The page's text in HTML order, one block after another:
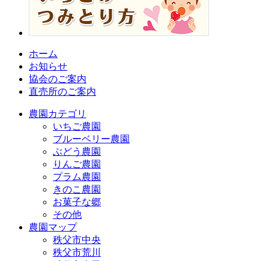
ホーム
お知らせ
協会のご案内
直売所のご案内
農園カテゴリ
いちご農園
ブルーベリー農園
ぶどう農園
りんご農園
プラム農園
きのこ農園
お菓子な郷
その他
農園マップ
秩父市中央
秩父市荒川